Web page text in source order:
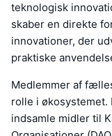
teknologisk
skaber en direkte
innovationer, der
praktiske
Medlemmer af
rolle i økosystemet.
indsamle midler til